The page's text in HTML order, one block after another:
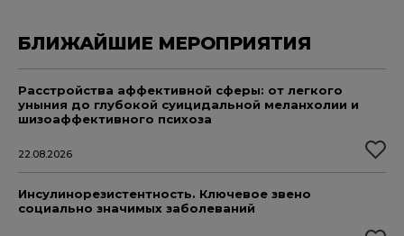
БЛИЖАЙШИЕ МЕРОПРИЯТИЯ
Расстройства аффективной сферы: от легкого
уныния до глубокой суицидальной меланхолии и
шизоаффективного психоза
22.08.2026
Инсулинорезистентность. Ключевое звено
социально значимых заболеваний